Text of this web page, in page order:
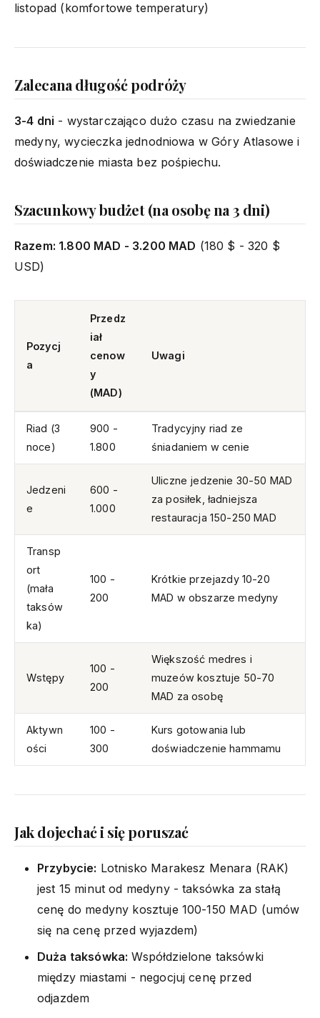
listopad (komfortowe temperatury)
Zalecana długość podróży
3-4 dni - wystarczająco dużo czasu na zwiedzanie
medyny, wycieczka jednodniowa w Góry Atlasowe i
doświadczenie miasta bez pośpiechu.
Szacunkowy budżet (na osobę na 3 dni)
Razem: 1.800 MAD - 3.200 MAD (180 $ - 320 $
USD)
Pozycj
a
Przedz
iał
cenow
y
(MAD)
Uwagi
Riad (3
noce)
900 -
1.800
Tradycyjny riad ze
śniadaniem w cenie
Jedzeni
e
600 -
1.000
Uliczne jedzenie 30-50 MAD
za posiłek, ładniejsza
restauracja 150-250 MAD
Transp
ort
(mała
taksów
ka)
100 -
200
Krótkie przejazdy 10-20
MAD w obszarze medyny
Wstępy
100 -
200
Większość medres i
muzeów kosztuje 50-70
MAD za osobę
Aktywn
ości
100 -
300
Kurs gotowania lub
doświadczenie hammamu
Jak dojechać i się poruszać
Przybycie: Lotnisko Marakesz Menara (RAK)
jest 15 minut od medyny - taksówka za stałą
cenę do medyny kosztuje 100-150 MAD (umów
się na cenę przed wyjazdem)
Duża taksówka: Współdzielone taksówki
między miastami - negocjuj cenę przed
odjazdem